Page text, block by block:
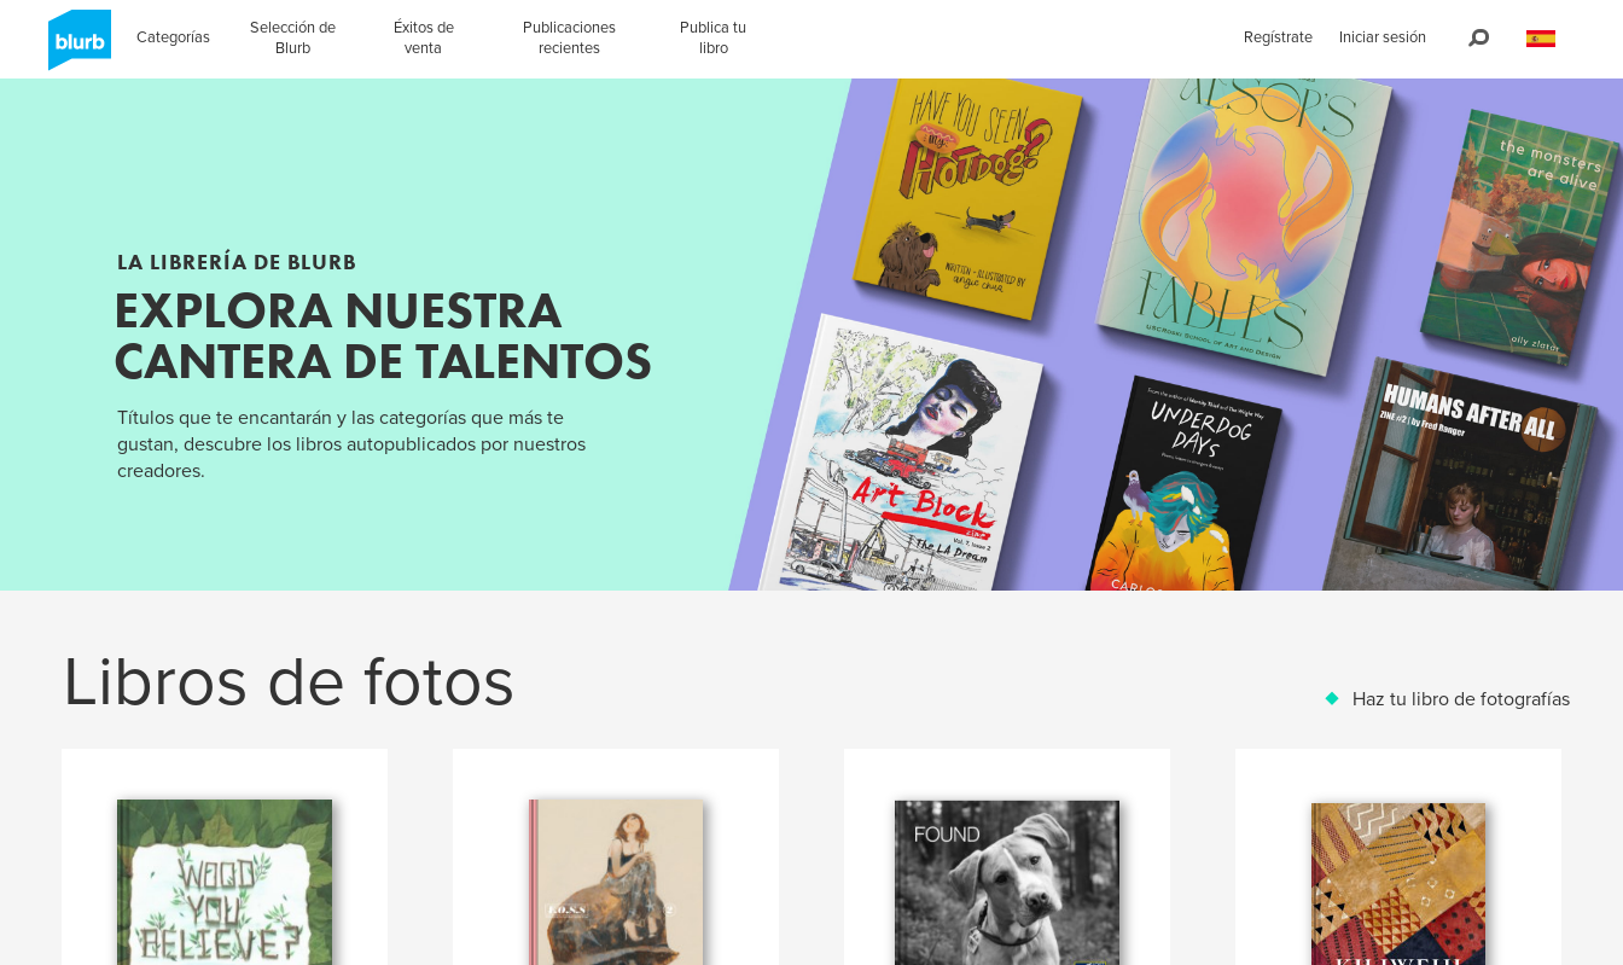
Categorías
Selección de
Blurb
Éxitos de
venta
Publicaciones
recientes
Publica tu
libro
Regístrate Iniciar sesión
LA LIBRERÍA DE BLURB
EXPLORA NUESTRA
CANTERA DE TALENTOS
Títulos que te encantarán y las categorías que más te
gustan, descubre los libros autopublicados por nuestros
creadores.
Libros de fotos Haz tu libro de fotografías